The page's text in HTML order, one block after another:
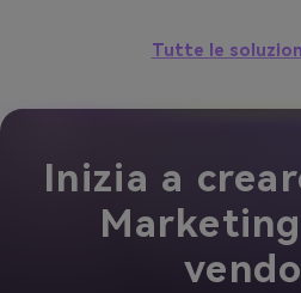
Tutte le
Inizia a